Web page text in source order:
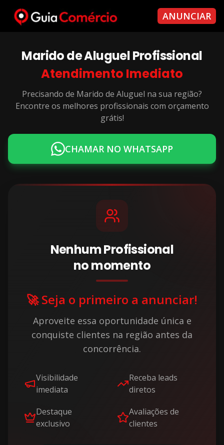
ANUNCIAR
Marido de AluguelProfissional
Atendimento Imediato
Precisando de Marido de Aluguel na sua região?
Encontre os melhores profissionais com orçamento
grátis!
CHAMAR NO WHATSAPP
Nenhum Profissional
no momento
🚀 Seja o primeiro a anunciar!
Aproveite essa oportunidade única e
conquiste clientes na região antes da
concorrência.
Visibilidade
imediata
Receba leads
diretos
Destaque
exclusivo
Avaliações de
clientes